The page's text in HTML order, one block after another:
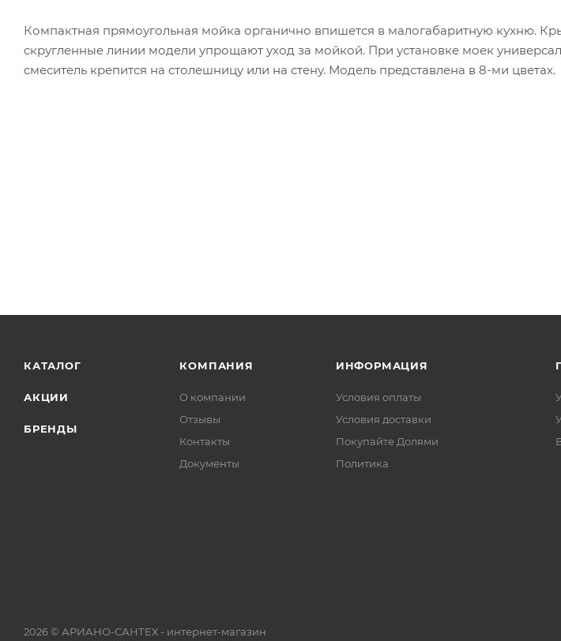
Компактная прямоугольная мойка органично впишется в малогабаритную кухню.
скругленные линии модели упрощают уход за мойкой. При установке моек
смеситель крепится на столешницу или на стену. Модель представлена в 8-ми цветах.
КАТАЛОГ
АКЦИИ
БРЕНДЫ
КОМПАНИЯ
О компании
Отзывы
Контакты
Документы
ИНФОРМАЦИЯ
Условия оплаты
Условия доставки
Покупайте Долями
Политика
2026 © АРИАНО-САНТЕХ - интернет-магазин